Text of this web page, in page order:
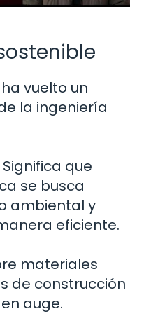
vuelto un
la ingeniería
que
se busca
ambiental y
eficiente.
materiales
de construcción
auge.